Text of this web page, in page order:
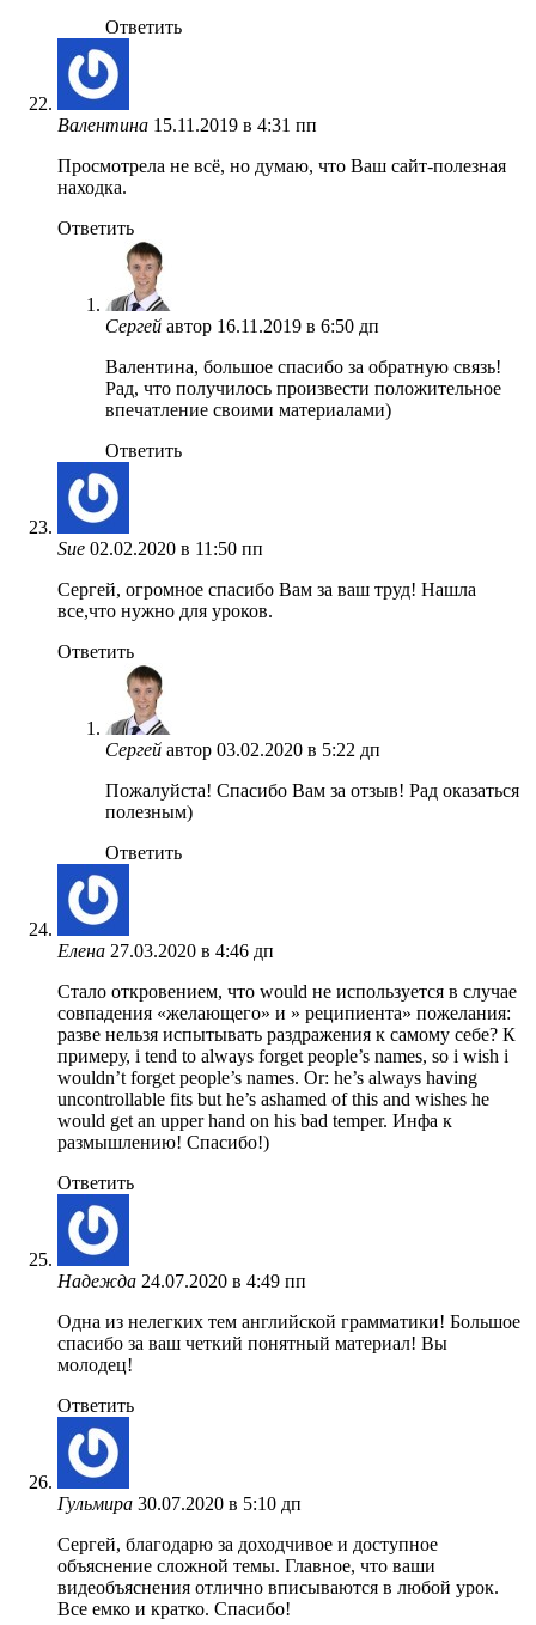
Ответить
Валентина 15.11.2019 в 4:31 пп
Просмотрела не всё, но думаю, что Ваш сайт-полезная
находка.
Ответить
Сергей автор 16.11.2019 в 6:50 дп
Валентина, большое спасибо за обратную связь!
Рад, что получилось произвести положительное
впечатление своими материалами)
Ответить
Sue 02.02.2020 в 11:50 пп
Сергей, огромное спасибо Вам за ваш труд! Нашла
все,что нужно для уроков.
Ответить
Сергей автор 03.02.2020 в 5:22 дп
Пожалуйста! Спасибо Вам за отзыв! Рад оказаться
полезным)
Ответить
Елена 27.03.2020 в 4:46 дп
Стало откровением, что would не используется в случае
совпадения «желающего» и » реципиента» пожелания:
разве нельзя испытывать раздражения к самому себе? К
примеру, i tend to always forget people’s names, so i wish i
wouldn’t forget people’s names. Or: he’s always having
uncontrollable fits but he’s ashamed of this and wishes he
would get an upper hand on his bad temper. Инфа к
размышлению! Спасибо!)
Ответить
Надежда 24.07.2020 в 4:49 пп
Одна из нелегких тем английской грамматики! Большое
спасибо за ваш четкий понятный материал! Вы
молодец!
Ответить
Гульмира 30.07.2020 в 5:10 дп
Сергей, благодарю за доходчивое и доступное
объяснение сложной темы. Главное, что ваши
видеобъяснения отлично вписываются в любой урок.
Все емко и кратко. Спасибо!